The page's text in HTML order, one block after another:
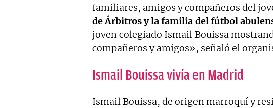
familiares, amigos y compañeros del
de Árbitros y la familia del fútbol
joven colegiado Ismail Bouissa
compañeros y amigos», señaló el
Ismail Bouissa vivía en Madrid
Ismail Bouissa, de origen marroquí y